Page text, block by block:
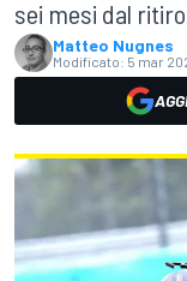
sei mesi dal ritiro.
Matteo Nugnes
Modificato: 5 mar